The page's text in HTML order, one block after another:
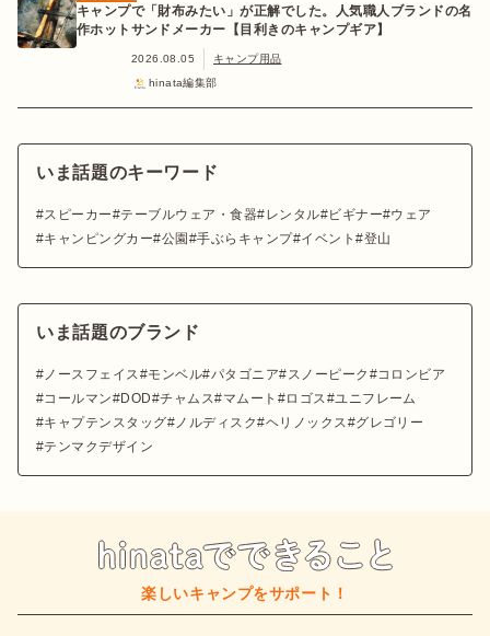
キャンプで「財布みたい」が正解でした。人気職人ブランドの名
作ホットサンドメーカー【目利きのキャンプギア】
2026.08.05
キャンプ用品
hinata編集部
いま話題のキーワード
スピーカー テーブルウェア・食器 レンタル ビギナー
ウェア
キャンピングカー 公園 手ぶらキャンプ イベント 登山
いま話題のブランド
ノースフェイス モンベル パタゴニア スノーピーク
コロンビア
コールマン
DOD チャムス マムート ロゴス
ユニフレーム
キャプテンスタッグ
ノルディスク ヘリノックス
グレゴリー
テンマクデザイン
楽しいキャンプをサポート！